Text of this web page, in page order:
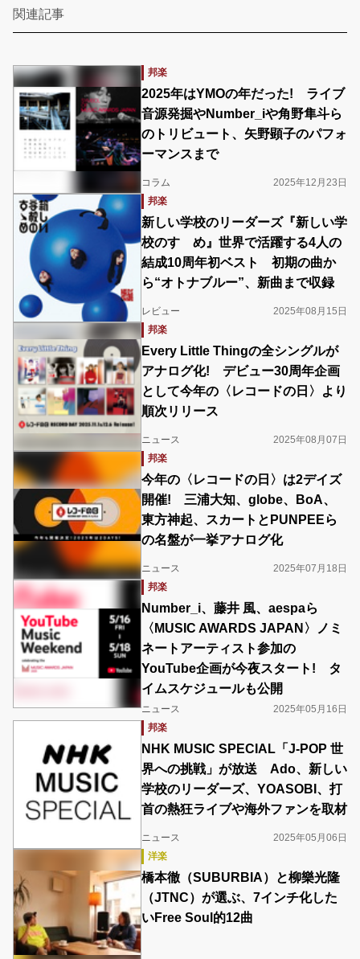
関連記事
邦楽
2025年はYMOの年だった! ライブ
音源発掘やNumber_iや角野隼斗ら
のトリビュート、矢野顕子のパフォ
ーマンスまで
コラム
2025年12月23日
邦楽
新しい学校のリーダーズ『新しい学
校のすゝめ』世界で活躍する4人の
結成10周年初ベスト 初期の曲か
ら“オトナブルー”、新曲まで収録
レビュー
2025年08月15日
邦楽
Every Little Thingの全シングルが
アナログ化! デビュー30周年企画
として今年の〈レコードの日〉より
順次リリース
ニュース
2025年08月07日
邦楽
今年の〈レコードの⽇〉は2デイズ
開催! 三浦大知、globe、BoA、
東方神起、スカートとPUNPEEら
の名盤が一挙アナログ化
ニュース
2025年07月18日
邦楽
Number_i、藤井 風、aespaら
〈MUSIC AWARDS JAPAN〉ノミ
ネートアーティスト参加の
YouTube企画が今夜スタート! タ
イムスケジュールも公開
ニュース
2025年05月16日
邦楽
NHK MUSIC SPECIAL「J-POP 世
界への挑戦」が放送 Ado、新しい
学校のリーダーズ、YOASOBI、打
首の熱狂ライブや海外ファンを取材
ニュース
2025年05月06日
洋楽
橋本徹（SUBURBIA）と柳樂光隆
（JTNC）が選ぶ、7インチ化した
いFree Soul的12曲